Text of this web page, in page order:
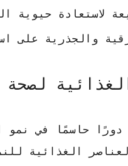
لاستعادة حيوية
والجذرية على
دورًا حاسمًا في
الغذائية